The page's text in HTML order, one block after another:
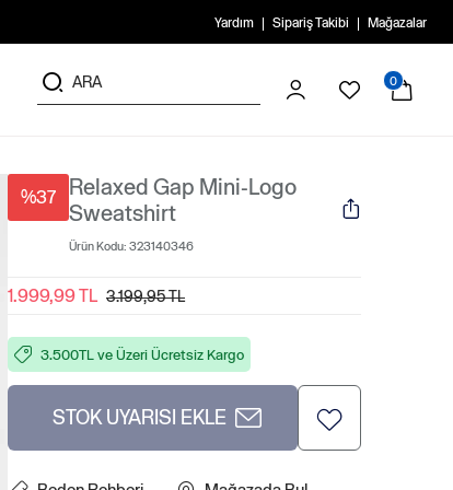
Yardım Sipariş Takibi Mağazalar
0
%37
Relaxed Gap Mini-Logo
Sweatshirt
Ürün Kodu: 323140346
1.999,99 TL 3.199,95 TL
3.500TL ve Üzeri Ücretsiz Kargo
STOK UYARISI EKLE